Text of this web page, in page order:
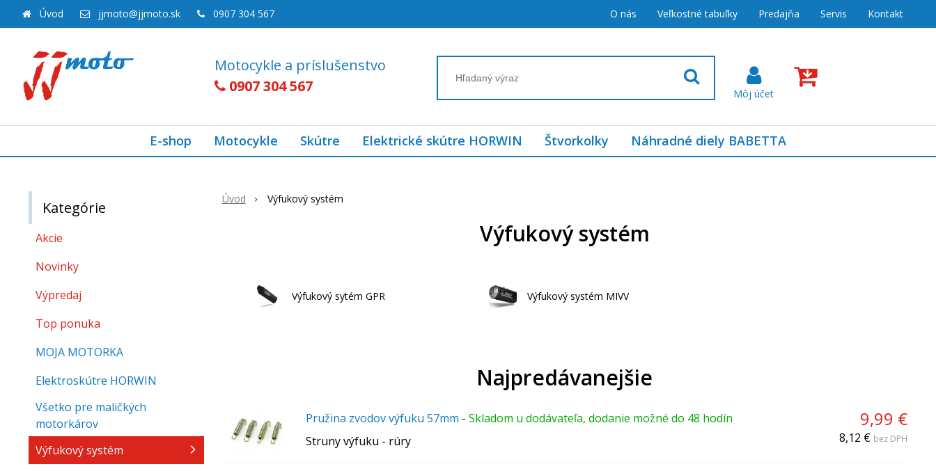
Motocykle a príslušenstvo
0907 304 567
Úvod jjmoto@jjmoto.sk 0907 304 567 O nás Veľkostné tabuľky Predajňa Servis Kontakt
E-shop Motocykle Skútre Elektrické skútre HORWIN Štvorkolky Náhradné diely BABETTA
Úvod Výfukový systém
Výfukový systém
Výfukový sytém GPR Výfukový systém MIVV
Najpredávanejšie
Pružina zvodov výfuku 57mm - Skladom u dodávateľa, dodanie možné do 48 hodín
Struny výfuku - rúry
9,99 €
8,12 € bez DPH
Kategórie
Akcie
Novinky
Výpredaj
Top ponuka
MOJA MOTORKA
Elektroskútre HORWIN
Všetko pre maličkých
motorkárov
Výfukový systém